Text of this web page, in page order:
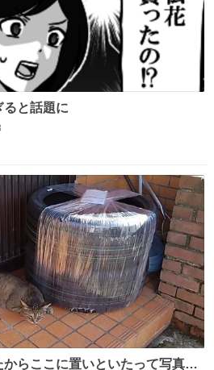
ると話題に
らここに置いといたって写真送